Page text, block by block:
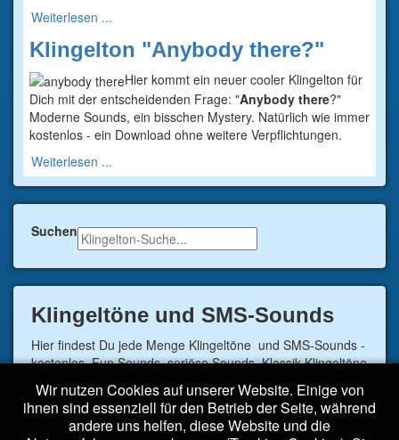
Weiterlesen ...
Klingelton "Anybody there?"
Hier kommt ein neuer cooler Klingelton für
Dich mit der entscheidenden Frage: "Anybody there?"
Moderne Sounds, ein bisschen Mystery. Natürlich wie immer
kostenlos - ein Download ohne weitere Verpflichtungen.
Weiterlesen ...
Suchen
Klingeltöne und SMS-Sounds
Hier findest Du jede Menge Klingeltöne und SMS-Sounds -
kostenlos. Fun Sounds, seriöse Sounds, Klassik Klingeltöne
von Bach, Beethoven oder Vivaldi aber auch viele andere
moderne Sounds. Der lustige singende Frosch ist auch
dabei.
Wir nutzen Cookies auf unserer Website. Einige von
ihnen sind essenziell für den Betrieb der Seite, während
andere uns helfen, diese Website und die